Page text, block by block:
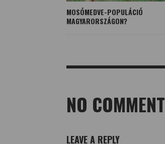
MOSÓMEDVE-POPULÁCIÓ
MAGYARORSZÁGON?
NO COMMENT
LEAVE A REPLY